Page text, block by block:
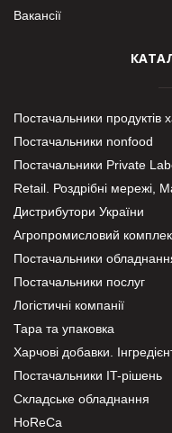
Вакансії
Постачальники продуктів
Постачальники nonfood
Постачальники Private
Retail. Роздрібні мережі,
Дистрибутори України
Агропромисловий
Постачальники
Постачальники послуг
Логістичні компанії
Тара та упаковка
Харчові добавки.
Постачальники IT-рішень
Складське обладнання
HoReCa